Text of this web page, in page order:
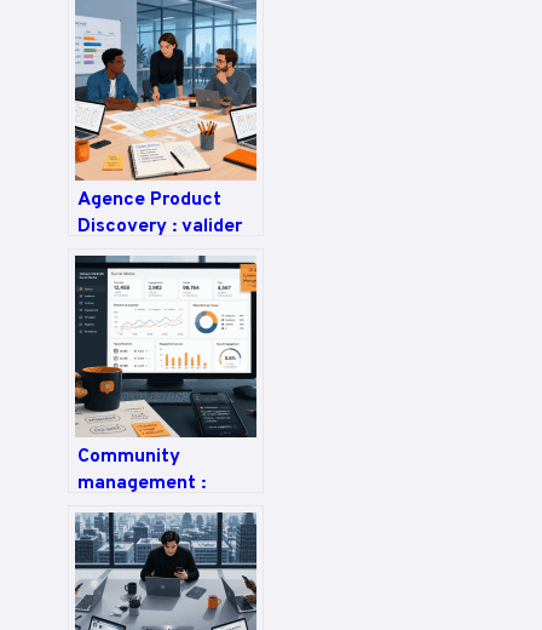
Agence Product
Discovery : valider
vos idées, réduire
les risques, réussir
votre lancement
produit
Community
management :
automatisez votre
création de contenu
et votre veille sans
sacrifier
l’engagement